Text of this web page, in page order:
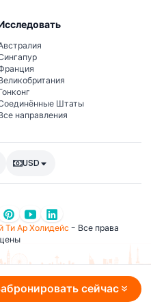
сейчас
Штаты
направления
USD
Ти Ар Холидейс- Все права